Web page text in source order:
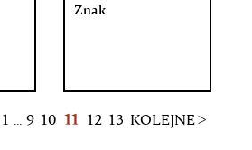
Znak
1 ... 9 10 11 12 13 KOLEJNE >